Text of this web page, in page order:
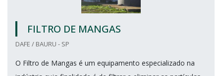
FILTRO DE MANGAS
DAFE / BAURU - SP
O Filtro de Mangas é um equipamento especializado na